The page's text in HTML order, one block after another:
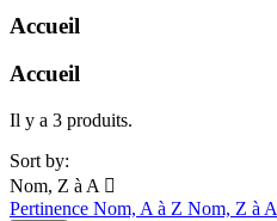
Accueil
Accueil
Il y a 3 produits.
Sort by:
Nom, Z à A 
Pertinence Nom, A à Z Nom, Z à A